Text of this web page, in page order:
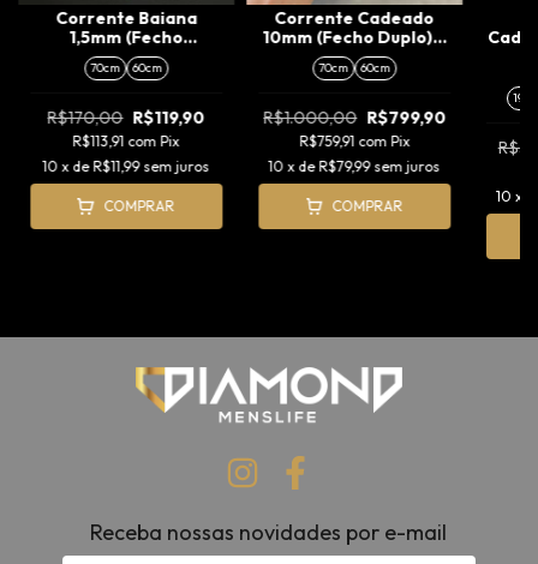
Corrente Baiana
1,5mm (Fecho
Tradicional) +
Pingente Cruz Vazada
70cm 60cm
R$170,00 R$119,90
R$113,91 com Pix
10 x de R$11,99 sem juros
COMPRAR
Corrente Cadeado
10mm (Fecho Duplo) +
Pingente Nossa
Senhora Cravejado
70cm 60cm
R$1.000,00 R$799,90
R$759,91 com Pix
10 x de R$79,99 sem juros
COMPRAR
10 x
Receba nossas novidades por e-mail